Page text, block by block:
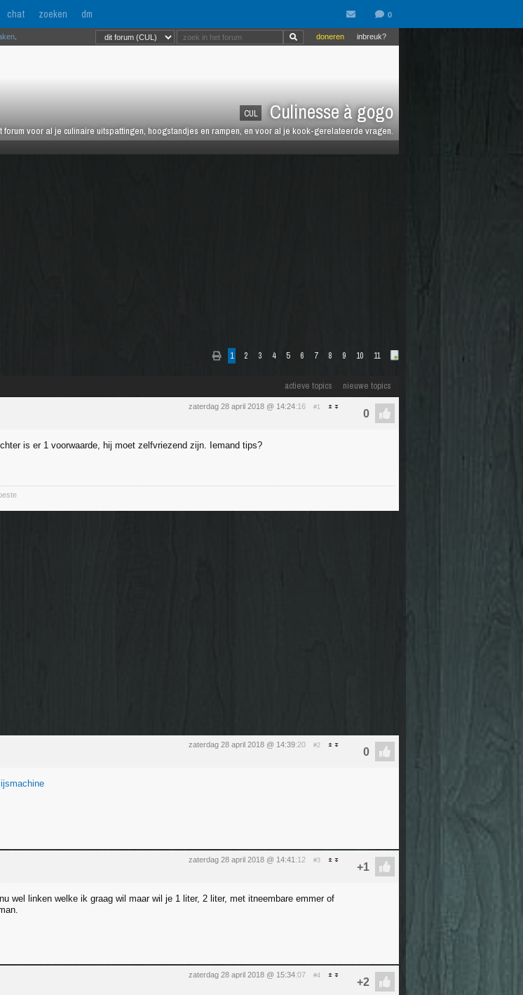
chat zoeken dm
CUL Culinesse à gogo
forum voor al je culinaire uitspattingen, hoogstandjes en rampen, en voor al je kook-gerelateerde vragen.
inbreuk?
doneren
1 2 3 4 5 6 7 8 9 10 11
actieve topics nieuwe topics
zaterdag 28 april 2018 @ 14:24:16 #1
is er 1 voorwaarde, hij moet zelfvriezend zijn. Iemand tips?
zaterdag 28 april 2018 @ 14:39:20 #2
zaterdag 28 april 2018 @ 14:41 :12 #3
wel linken welke ik graag wil maar wil je 1 liter, 2 liter, met itneembare emmer of
zaterdag 28 april 2018 @ 15:34:07 #4